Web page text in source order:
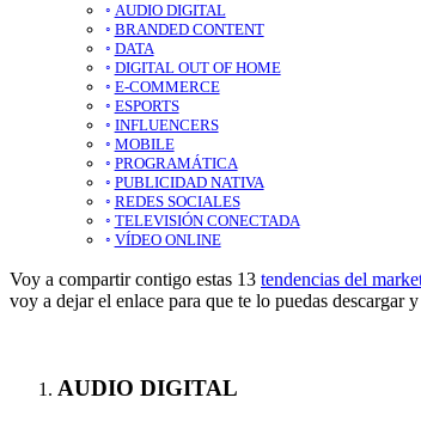
AUDIO DIGITAL
BRANDED CONTENT
DATA
DIGITAL OUT OF HOME
E-COMMERCE
ESPORTS
INFLUENCERS
MOBILE
PROGRAMÁTICA
PUBLICIDAD NATIVA
REDES SOCIALES
TELEVISIÓN CONECTADA
VÍDEO ONLINE
Voy a compartir contigo estas 13 tendencias del
voy a dejar el enlace para que te lo puedas descargar
AUDIO DIGITAL